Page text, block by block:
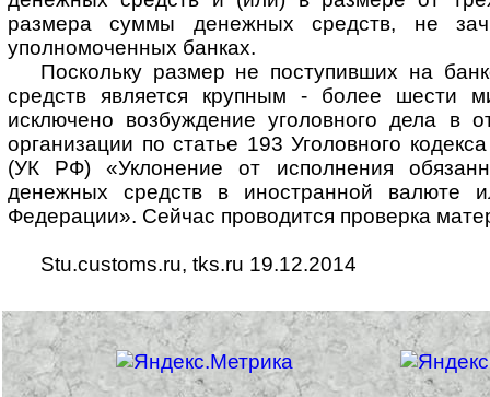
размера суммы денежных средств, не
уполномоченных банках.
Поскольку размер не поступивших на
средств является крупным - более шести
исключено возбуждение уголовного дела в
организации по статье 193 Уголовного
(УК РФ) «Уклонение от исполнения
денежных средств в иностранной валюте
Федерации». Сейчас проводится проверка
Stu.customs.ru, tks.ru 19.12.2014